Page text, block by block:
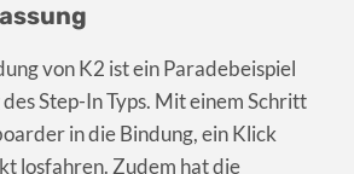
von K2 ist ein Paradebeispiel
Step-In Typs. Mit einem Schritt
in die Bindung, ein Klick
losfahren. Zudem hat die